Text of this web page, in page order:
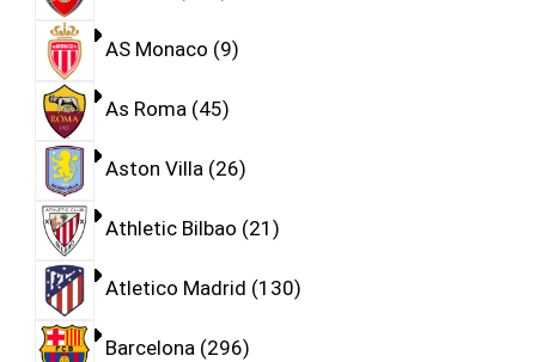
AS Monaco 9
As Roma 45
Aston Villa 26
Athletic Bilbao 21
Atletico Madrid 130
Barcelona 296